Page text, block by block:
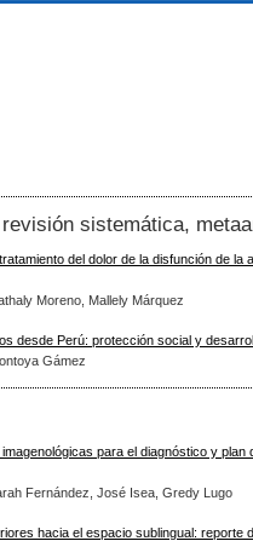
sistemática,
del dolor de la disfunción de la
Moreno, Mallely Márquez
desde Perú: protección social y
Gámez
para el diagnóstico y plan
Fernández, José Isea, Gredy Lugo
hacia el espacio sublingual: reporte